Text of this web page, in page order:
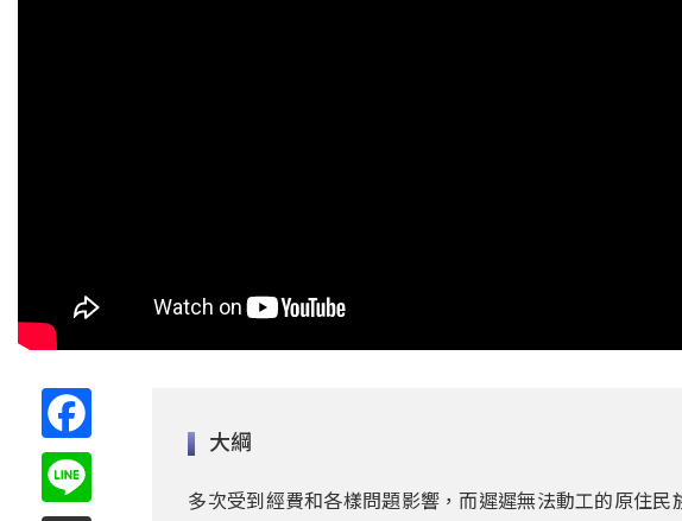
大綱
多次受到經費和各樣問題影響，而遲遲無法動工的原住